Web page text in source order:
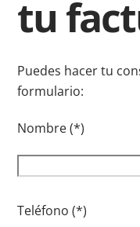
tu
Puedes hacer tu
formulario:
Nombre (*)
Teléfono (*)